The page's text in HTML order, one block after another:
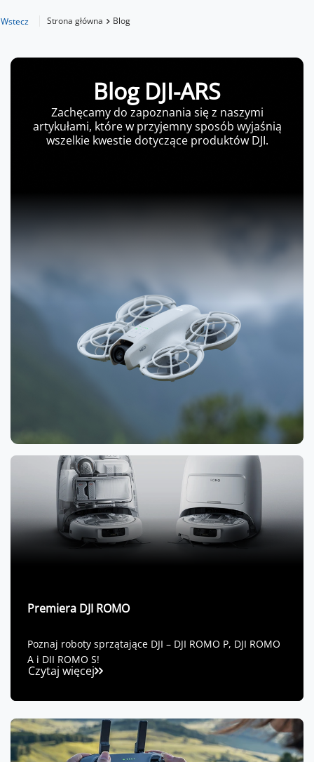
Wstecz Strona główna Blog
Blog DJI-ARS
Zachęcamy do zapoznania się z naszymi
artykułami, które w przyjemny sposób wyjaśnią
wszelkie kwestie dotyczące produktów DJI.
Premiera DJI ROMO
Poznaj roboty sprzątające DJI – DJI ROMO P, DJI ROMO
A i DJI ROMO S!
Czytaj więcej